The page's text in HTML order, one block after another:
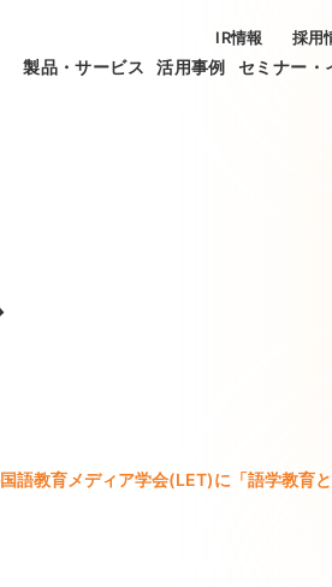
製品・サービス 活用事例 セミナー・
IR情報 採用
語教育メディア学会(LET)に「語学教育